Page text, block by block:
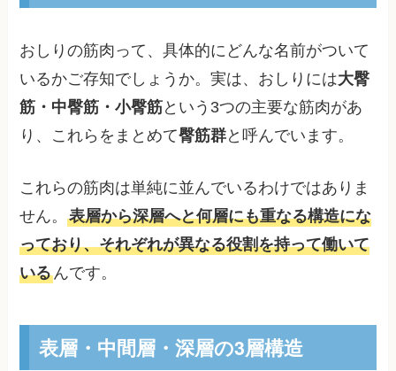
おしりの筋肉って、具体的にどんな名前がついて
いるかご存知でしょうか。実は、おしりには大臀
筋・中臀筋・小臀筋という3つの主要な筋肉があ
り、これらをまとめて臀筋群と呼んでいます。
これらの筋肉は単純に並んでいるわけではありま
せん。表層から深層へと何層にも重なる構造にな
っており、それぞれが異なる役割を持って働いて
いるんです。
表層・中間層・深層の3層構造